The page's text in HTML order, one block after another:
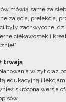
mówią same za
zajęcia, prelekcja,
były zachwycone,
ciekawostek i
trwają
wizyt oraz
edukacyjną i
skrócona wersja